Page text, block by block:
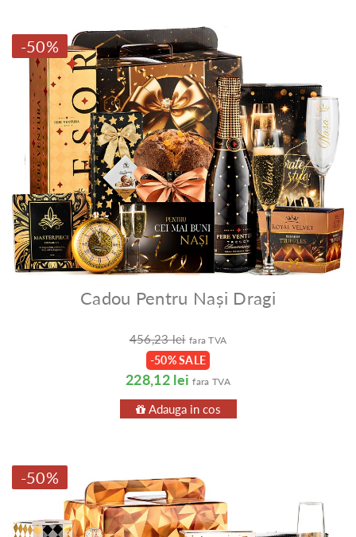
-50%
Cadou Pentru Nași Dragi
456,23 lei fara TVA
-50% SALE
228,12 lei fara TVA
Adauga in cos
-50%